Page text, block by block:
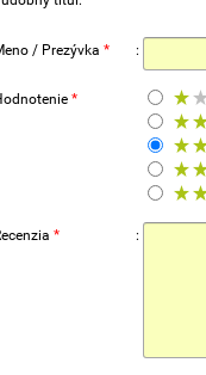
/ Prezývka * :
*
* :